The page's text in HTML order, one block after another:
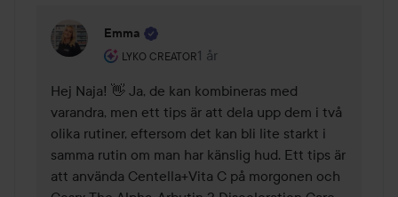
Emma
LYKO CREATOR
Användarens roll: Lyko Creator.
1 år
Kommentaren lades 1 år
Hej Naja! 👋 Ja, de kan kombineras med
varandra, men ett tips är att dela upp dem i två
olika rutiner, eftersom det kan bli lite starkt i
samma rutin om man har känslig hud. Ett tips är
att använda Centella+Vita C på morgonen och